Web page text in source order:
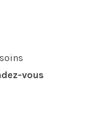
vous